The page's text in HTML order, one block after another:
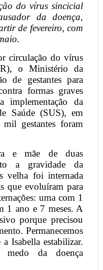
do vírus sincicial
da doença,
de fevereiro, com
circulação do vírus
o Ministério da
de gestantes para
formas graves
implementação da
Saúde (SUS), em
gestantes foram
e mãe de duas
a gravidade da
velha foi internada
que evoluíram para
uma com 1
1 ano e 7 meses. A
porque precisou
Permanecemos
Isabella estabilizar.
medo da doença